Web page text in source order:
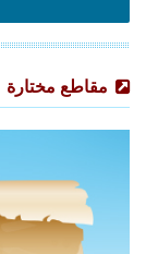
مقاطع مختارة